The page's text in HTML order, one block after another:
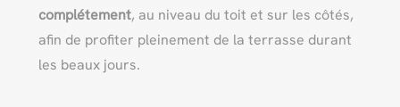
complétement, au niveau du toit et sur les côtés,
afin de profiter pleinement de la terrasse durant
les beaux jours.